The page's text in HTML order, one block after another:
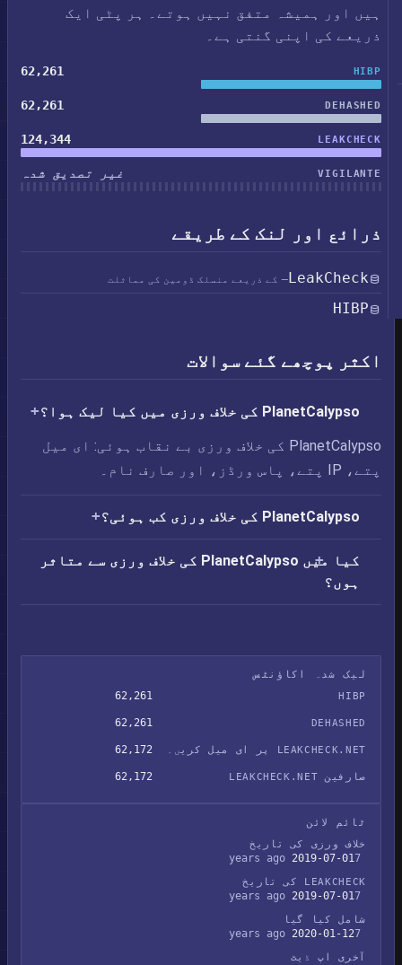
ہیں اور ہمیشہ متفق نہیں ہوتے۔ ہر پٹی ایک
ذریعے کی اپنی گنتی ہے۔
HIBP
62,261
DEHASHED
62,261
LEAKCHECK
124,344
VIGILANTE غیر تصدیق شدہ
ذرائع اور لنک کے طریقے
LeakCheck— کے ذریعے منسلک ڈومین کی مماثلت
HIBP
اکثر پوچھے گئے سوالات
PlanetCalypso کی خلاف ورزی میں کیا لیک ہوا؟
PlanetCalypso کی خلاف ورزی بے نقاب ہوئی: ای میل
پتے، IP پتے، پاس ورڈز، اور صارف نام۔
PlanetCalypso کی خلاف ورزی کب ہوئی؟
کیا میں PlanetCalypso کی خلاف ورزی سے متاثر
ہوں؟
لیک شدہ اکاؤنٹس
HIBP
62,261
DEHASHED
62,261
LEAKCHECK.NET پر ای میل کریں۔ 62,172
صارفین LEAKCHECK.NET 62,172
ٹائم لائن
خلاف ورزی کی تاریخ
2019-07-01
LEAKCHECK کی تاریخ
2019-07-01
شامل کیا گیا
2020-01-12
آخری اپ ڈیٹ